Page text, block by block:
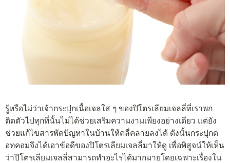
รู้หรือไม่ว่าเจ้ากระปุกเนื้อเจลใส ๆ ของปิโตรเลียมเจลลี่ที่เราพก
ติดตัวไปทุกที่นั้นไม่ได้ช่วยเสริมความงามเพียงอย่างเดียว แต่ยัง
ช่วยแก้ไขสารพัดปัญหาในบ้านให้คลี่คลายลงได้ ดังนั้นกระปุกด
อทคอมจึงได้เอาข้อดีของปิโตรเลียมเจลลี่มาให้ดู เพื่อพิสูจน์ให้เห็น
ว่าปิโตรเลียมเจลลี่สามารถทำอะไรได้มากมายโดยเฉพาะเรื่องใน